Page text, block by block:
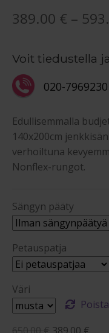
389.00 € –
Voit tiedustella
020-7969230
Edullisemmalla
140x200cm
verhoiltuna
Nonflex-rungot.
Sängyn pääty
Petauspatja
Väri
Poista
Alkuperäinen